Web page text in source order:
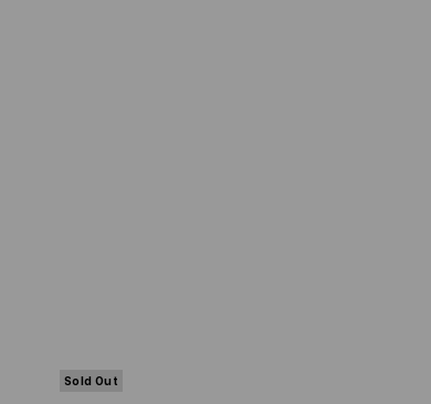
Sold Out